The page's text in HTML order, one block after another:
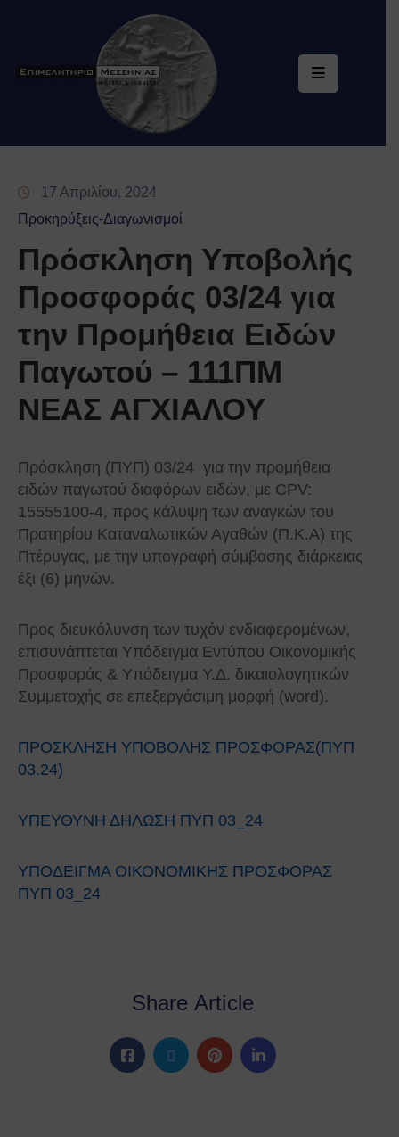
Επιμελητήριο
Ειδική
Ενημέρωση
Επικοινωνία
17 Απριλίου, 2024
Προκηρύξεις-Διαγωνισμοί
Πρόσκληση Υποβολής
Προσφοράς 03/24 για
την Προμήθεια Ειδών
Παγωτού – 111ΠΜ
ΝΕΑΣ ΑΓΧΙΑΛΟΥ
Πρόσκληση (ΠΥΠ) 03/24 για την προμήθεια
ειδών παγωτού διαφόρων ειδών, με CPV:
15555100-4, προς κάλυψη των αναγκών του
Πρατηρίου Καταναλωτικών Αγαθών (Π.Κ.Α) της
Πτέρυγας, με την υπογραφή σύμβασης διάρκειας
έξι (6) μηνών.
Προς διευκόλυνση των τυχόν ενδιαφερομένων,
επισυνάπτεται Υπόδειγμα Εντύπου Οικονομικής
Προσφοράς & Υπόδειγμα Υ.Δ. δικαιολογητικών
Συμμετοχής σε επεξεργάσιμη μορφή (word).
ΠΡΟΣΚΛΗΣΗ ΥΠΟΒΟΛΗΣ ΠΡΟΣΦΟΡΑΣ(ΠΥΠ
03.24)
ΥΠΕΥΘΥΝΗ ΔΗΛΩΣΗ ΠΥΠ 03_24
ΥΠΟΔΕΙΓΜΑ ΟΙΚΟΝΟΜΙΚΗΣ ΠΡΟΣΦΟΡΑΣ
ΠΥΠ 03_24
Share Article